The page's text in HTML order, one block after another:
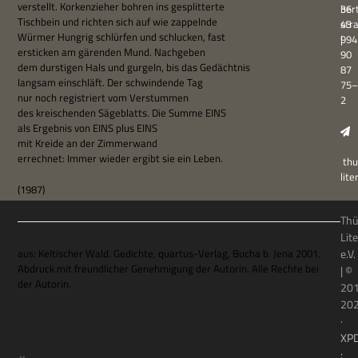
ver­stellt. Kor­ken­zie­her boh­ren ins gesplitterte
Tisch­bein und rich­ten sich auf wie zappelnde
Wür­mer Hung­rig schlür­fen und schlucken, fast
ersticken am gären­den Mund. Nachgeben
dem dur­sti­gen Hals und gur­geln, bis das Gedächtnis
lang­sam ein­schläft. Der schwin­dende Tag
nur noch regi­striert vom Verstummen
des krei­schen­den Säge­blatts. Die Summe EINS
als Ergeb­nis von EINS plus EINS
mit Kreide an der Zimmerwand
errech­net: Immer wie­der ergibt sie ein Leben.
(1987)
aus: Kel­ti­scher Wald. Gedichte, quar­tus-Ver­lag, Bucha b. Jena 2001.
Abdruck mit freund­li­cher Geneh­mi­gung der Autorin. Alle Rechte bei
der Autorin.
36
43
|
90
87
75–
2
e.V.
| ©
·
: